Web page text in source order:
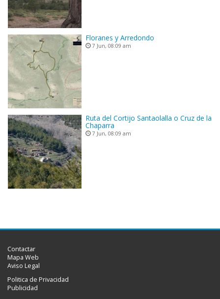
Floranes y Arredondo
7 Jun, 08:09 am
Ruta del Cortijo Santaolalla o Cruz de la
Chaparra
7 Jun, 08:09 am
Contactar
Mapa Web
Aviso Legal
Politica de Privacidad
Publicidad